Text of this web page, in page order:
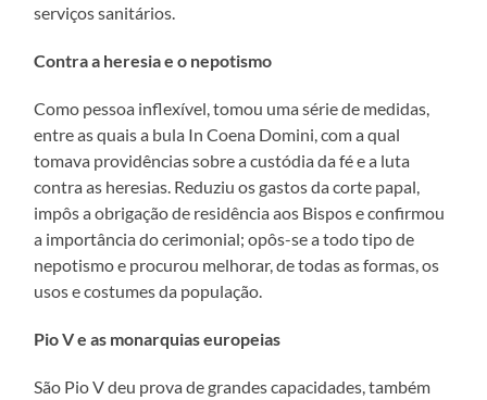
serviços sanitários.
Contra a heresia e o nepotismo
Como pessoa inflexível, tomou uma série de medidas,
entre as quais a bula In Coena Domini, com a qual
tomava providências sobre a custódia da fé e a luta
contra as heresias. Reduziu os gastos da corte papal,
impôs a obrigação de residência aos Bispos e confirmou
a importância do cerimonial; opôs-se a todo tipo de
nepotismo e procurou melhorar, de todas as formas, os
usos e costumes da população.
Pio V e as monarquias europeias
São Pio V deu prova de grandes capacidades, também